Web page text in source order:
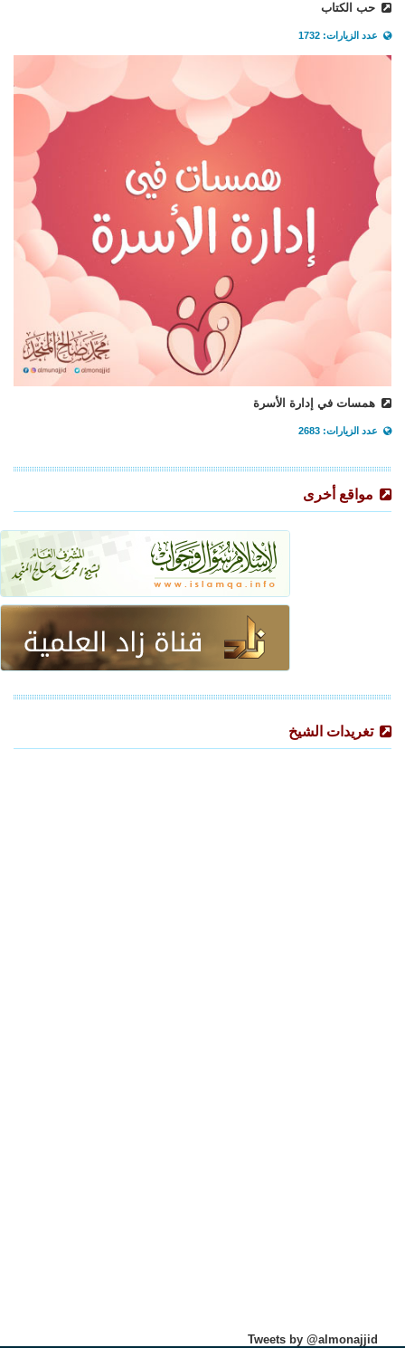
حب الكتاب
عدد الزيارات: 1732
همسات في إدارة الأسرة
عدد الزيارات: 2683
مواقع أخرى
تغريدات الشيخ
Tweets by @almonajjid